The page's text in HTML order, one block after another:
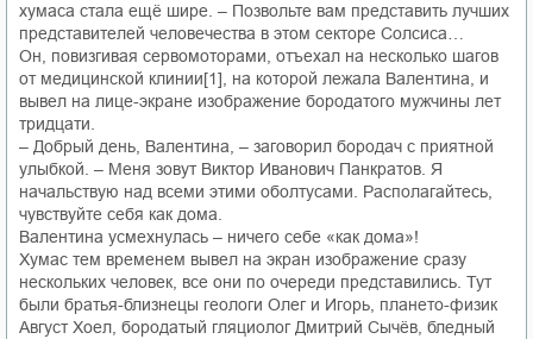
хумаса стала ещё шире. – Позвольте вам представить лучших
представителей человечества в этом секторе Солсиса…
Он, повизгивая сервомоторами, отъехал на несколько шагов
от медицинской клинии[1], на которой лежала Валентина, и
вывел на лице-экране изображение бородатого мужчины лет
тридцати.
– Добрый день, Валентина, – заговорил бородач с приятной
улыбкой. – Меня зовут Виктор Иванович Панкратов. Я
начальствую над всеми этими оболтусами. Располагайтесь,
чувствуйте себя как дома.
Валентина усмехнулась – ничего себе «как дома»!
Хумас тем временем вывел на экран изображение сразу
нескольких человек, все они по очереди представились. Тут
были братья-близнецы геологи Олег и Игорь, плането-физик
Август Хоел, бородатый гляциолог Дмитрий Сычёв, бледный